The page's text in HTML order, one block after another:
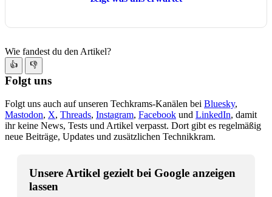
Wie fandest du den Artikel?
👍 👎
Folgt uns
Folgt uns auch auf unseren Techkrams-Kanälen bei Bluesky,
Mastodon, X, Threads, Instagram, Facebook und LinkedIn, damit
ihr keine News, Tests und Artikel verpasst. Dort gibt es regelmäßig
neue Beiträge, Updates und zusätzlichen Technikkram.
Unsere Artikel gezielt bei Google anzeigen
lassen